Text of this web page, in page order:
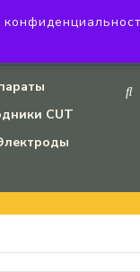
CUT